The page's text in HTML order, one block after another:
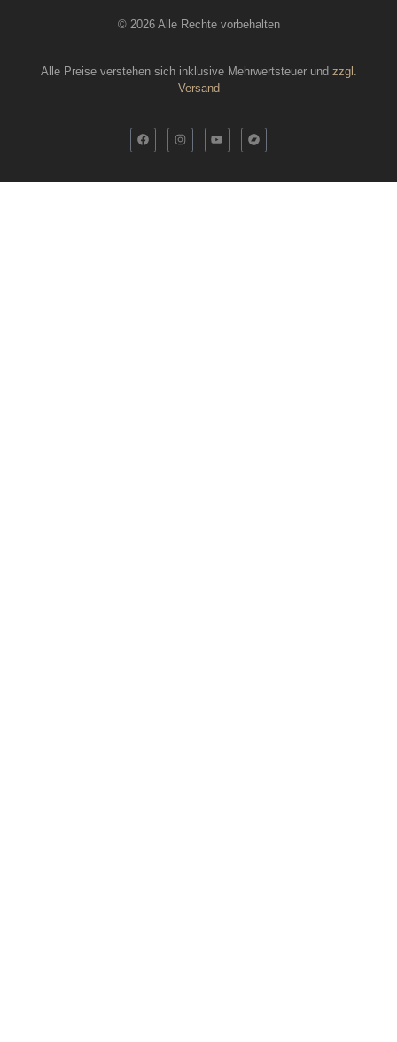
© 2026 Alle Rechte vorbehalten
Alle Preise verstehen sich inklusive Mehrwertsteuer und zzgl.
Versand